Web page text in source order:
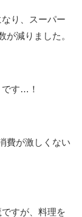
り、スーパー
が減りました。
す…！
費が激しくない
すが、料理を